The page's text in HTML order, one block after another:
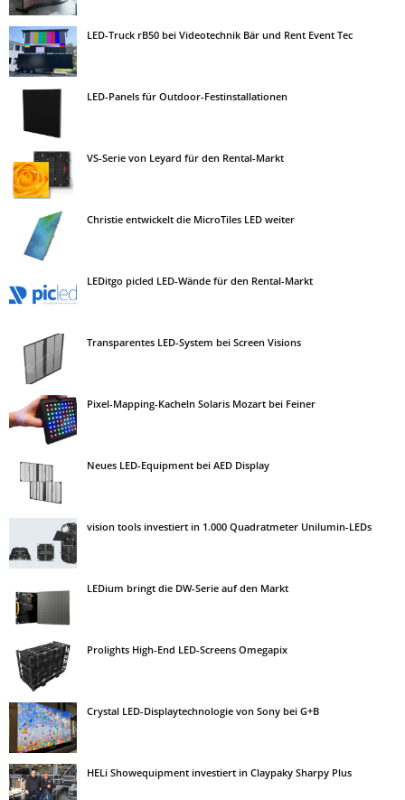
LED-Truck rB50 bei Videotechnik Bär und Rent Event Tec
LED-Panels für Outdoor-Festinstallationen
VS-Serie von Leyard für den Rental-Markt
Christie entwickelt die MicroTiles LED weiter
LEDitgo picled LED-Wände für den Rental-Markt
Transparentes LED-System bei Screen Visions
Pixel-Mapping-Kacheln Solaris Mozart bei Feiner
Neues LED-Equipment bei AED Display
vision tools investiert in 1.000 Quadratmeter Unilumin-LEDs
LEDium bringt die DW-Serie auf den Markt
Prolights High-End LED-Screens Omegapix
Crystal LED-Displaytechnologie von Sony bei G+B
HELi Showequipment investiert in Claypaky Sharpy Plus